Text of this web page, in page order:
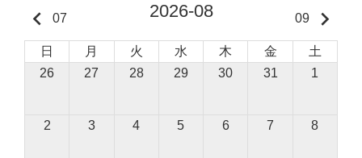
keyboard_arrow_left 07 2026-08 09 keyboard_arrow_right
日 月 火 水 木 金
土
26
27 28 29 30 31 1
2 3 4 5 6 7 8